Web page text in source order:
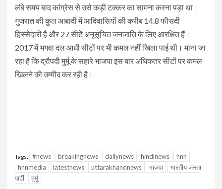
लंबे समय बाद कांग्रेस से उसे कड़ी टक्कर का सामना करना पड़ा था।
गुजरात की कुल आबादी में आदिवासियों की करीब 14.8 फीसदी
हिस्सेदारी है और 27 सीटें अनूसूचित जनजाति के लिए आरक्षित हैं।
2017 में भगवा दल आधी सीटों पर भी कमल नहीं खिला पाई थी। माना जा
रहा है कि द्रौपदी मुर्मू के सहारे भाजपा इस बार अधिकतर सीटों पर कमल
खिलने की उम्मीद कर रही है।
Tags: #news breakingnews dailynews hindinews
hnn
hnnmedia
latestnews uttarakhandnews भाजपा
भारतीय जनता
पार्टी
मुर्मू